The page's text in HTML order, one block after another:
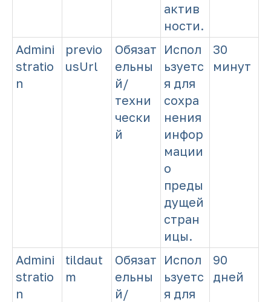
актив
ности.
Admini
stratio
n
previo
usUrl
Обязат
ельны
й/
техни
чески
й
Испол
ьзуетс
я для
сохра
нения
инфор
мации
о
преды
дущей
стран
ицы.
30
минут
Admini
stratio
n
tildaut
m
Обязат
ельны
й/
Испол
ьзуетс
я для
90
дней